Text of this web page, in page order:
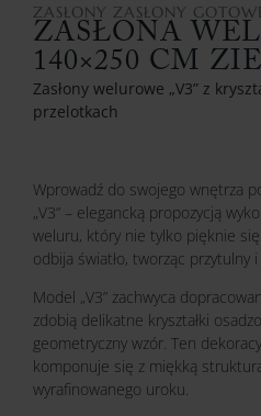
ZASŁONY ZASŁONY
ZASŁONA
140×250 CM
Zasłony welurowe „V3” z
przelotkach
Wprowadź do swojego wnętrza
„V3” – elegancką propozycją
weluru, który nie tylko pięknie
odbija światło, tworząc przytulny
Model „V3” zachwyca
zdobią delikatne kryształki
geometryczny wzór. Ten
komponuje się z miękką
wyrafinowanego uroku.